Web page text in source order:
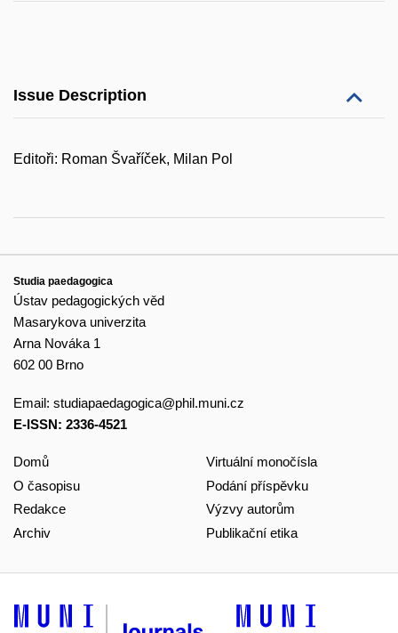
Issue Description
Editoři: Roman Švaříček, Milan Pol
Studia paedagogica
Ústav pedagogických věd
Masarykova univerzita
Arna Nováka 1
602 00 Brno
Email: studiapaedagogica@phil.muni.cz
E-ISSN: 2336-4521
Domů
O časopisu
Redakce
Archiv
Virtuální monočísla
Podání příspěvku
Výzvy autorům
Publikační etika